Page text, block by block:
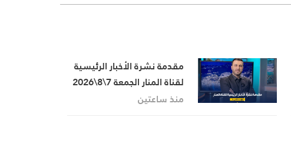
مقدمة نشرة الأخبار الرئيسية
لقناة المنار الجمعة 7\8\2026
منذ ساعتين